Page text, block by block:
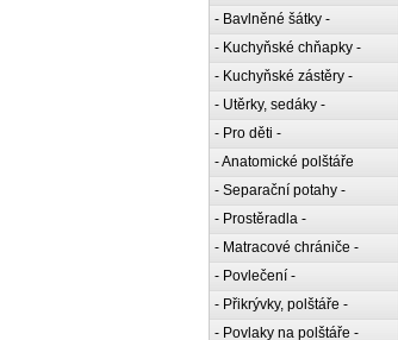
- Bavlněné šátky -
- Kuchyňské chňapky -
- Kuchyňské zástěry -
- Utěrky, sedáky -
- Pro děti -
- Anatomické polštáře
- Separační potahy -
- Prostěradla -
- Matracové chrániče -
- Povlečení -
- Přikrývky, polštáře -
- Povlaky na polštáře -